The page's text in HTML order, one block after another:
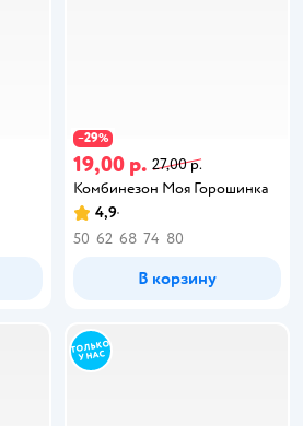
−29%
19,00 р. 27,00 р.
Комбинезон Моя Горошинка
4,9
50 62 68 74 80
В корзину